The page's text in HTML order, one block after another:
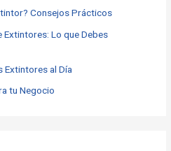
Consejos Prácticos
Extintores: Lo que Debes
Extintores al Día
tu Negocio